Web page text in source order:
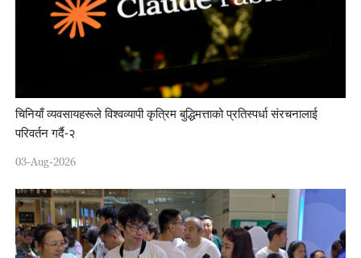
चिनियाँ व्यवसायहरूले विश्वव्यापी कृत्रिम बुद्धिमत्ताको प्रतिस्पर्धा संरचनालाई
परिवर्तन गर्दै-२
03-Aug-2026